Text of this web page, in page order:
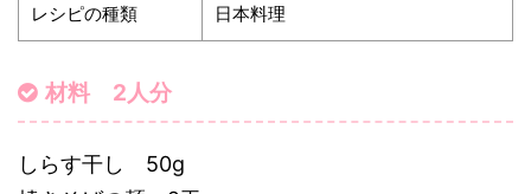
レシピの種類 日本料理
材料 2人分
しらす干し 50g